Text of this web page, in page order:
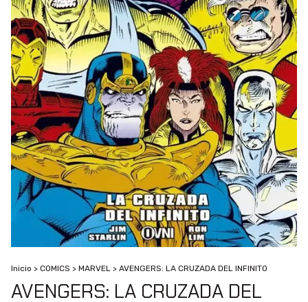
Inicio > COMICS > MARVEL > AVENGERS: LA CRUZADA DEL INFINITO
AVENGERS: LA CRUZADA DEL